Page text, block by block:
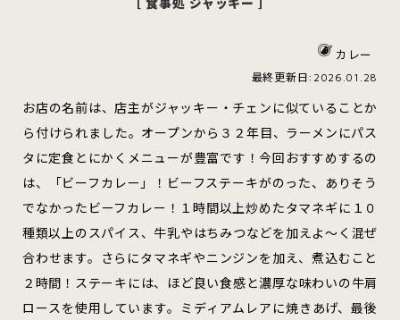
すべてのカテゴリをみる
青森市 五所川原市 つがる市
弘前市 黒石市 平川市
むつ市 十和田市 三沢市
カレー
最終更新日:2026.01.28
お店の名前は、店主がジャッキー・チェンに似ていることか
ら付けられました。オープンから３２年目、ラーメンにパス
タに定食とにかくメニューが豊富です！今回おすすめするの
は、「ビーフカレー」！ビーフステーキがのった、ありそう
でなかったビーフカレー！１時間以上炒めたタマネギに１０
種類以上のスパイス、牛乳やはちみつなどを加えよ～く混ぜ
合わせます。さらにタマネギやニンジンを加え、煮込むこと
２時間！ステーキには、ほど良い食感と濃厚な味わいの牛肩
ロースを使用しています。ミディアムレアに焼きあげ、最後